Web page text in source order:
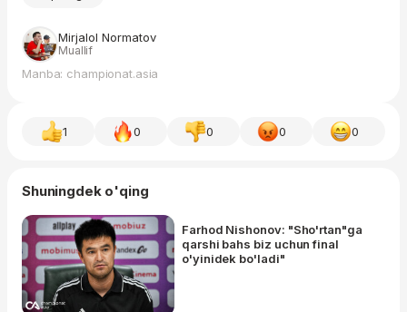
Mirjalol Normatov
Muallif
Manba: championat.asia
1 0 0 0 0
Shuningdek o'qing
Farhod Nishonov: "Sho'rtan"ga
qarshi bahs biz uchun final
o'yinidek bo'ladi"